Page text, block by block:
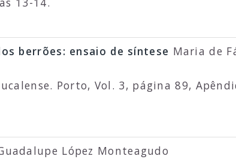
berrões: ensaio de síntese Maria de
Porto, Vol. 3, página 89,
López Monteagudo